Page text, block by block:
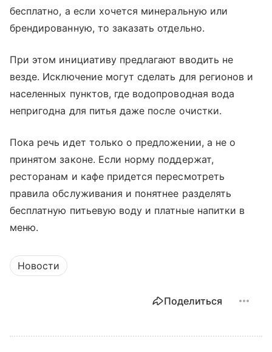
бесплатно, а если хочется минеральную или
брендированную, то заказать отдельно.
При этом инициативу предлагают вводить не
везде. Исключение могут сделать для регионов и
населенных пунктов, где водопроводная вода
непригодна для питья даже после очистки.
Пока речь идет только о предложении, а не о
принятом законе. Если норму поддержат,
ресторанам и кафе придется пересмотреть
правила обслуживания и понятнее разделять
бесплатную питьевую воду и платные напитки в
меню.
Новости
Поделиться